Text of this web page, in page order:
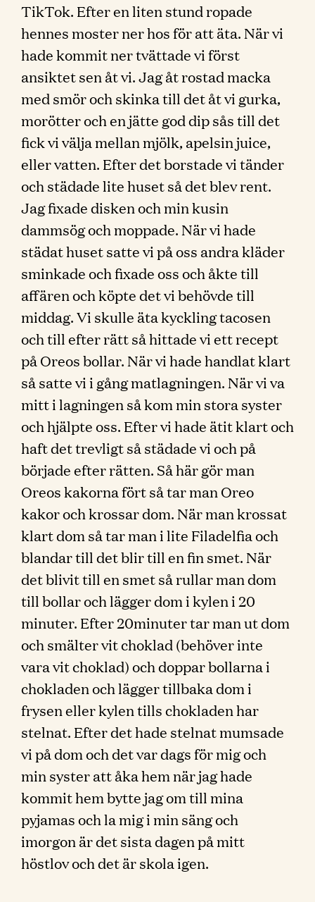
TikTok. Efter en liten stund ropade
hennes moster ner hos för att äta. När vi
hade kommit ner tvättade vi först
ansiktet sen åt vi. Jag åt rostad macka
med smör och skinka till det åt vi gurka,
morötter och en jätte god dip sås till det
fick vi välja mellan mjölk, apelsin juice,
eller vatten. Efter det borstade vi tänder
och städade lite huset så det blev rent.
Jag fixade disken och min kusin
dammsög och moppade. När vi hade
städat huset satte vi på oss andra kläder
sminkade och fixade oss och åkte till
affären och köpte det vi behövde till
middag. Vi skulle äta kyckling tacosen
och till efter rätt så hittade vi ett recept
på Oreos bollar. När vi hade handlat klart
så satte vi i gång matlagningen. När vi va
mitt i lagningen så kom min stora syster
och hjälpte oss. Efter vi hade ätit klart och
haft det trevligt så städade vi och på
började efter rätten. Så här gör man
Oreos kakorna fört så tar man Oreo
kakor och krossar dom. När man krossat
klart dom så tar man i lite Filadelfia och
blandar till det blir till en fin smet. När
det blivit till en smet så rullar man dom
till bollar och lägger dom i kylen i 20
minuter. Efter 20minuter tar man ut dom
och smälter vit choklad (behöver inte
vara vit choklad) och doppar bollarna i
chokladen och lägger tillbaka dom i
frysen eller kylen tills chokladen har
stelnat. Efter det hade stelnat mumsade
vi på dom och det var dags för mig och
min syster att åka hem när jag hade
kommit hem bytte jag om till mina
pyjamas och la mig i min säng och
imorgon är det sista dagen på mitt
höstlov och det är skola igen.